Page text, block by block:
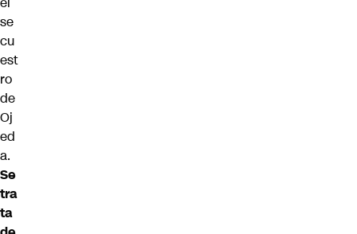
se
cu
est
ro
de
Oj
ed
a.
Se
tra
ta